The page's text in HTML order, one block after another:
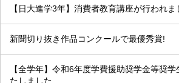
【日大進学3年】消費者教育講座が行われま
新聞切り抜き作品コンクールで最優秀賞!
【全学年】令和6年度学費援助奨学金等奨
たしました